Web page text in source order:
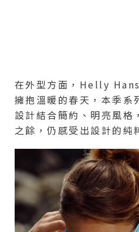
在外型方面，Helly
擁抱溫暖的春天，本季系
設計結合簡約、明亮風格
之餘，仍感受出設計的純